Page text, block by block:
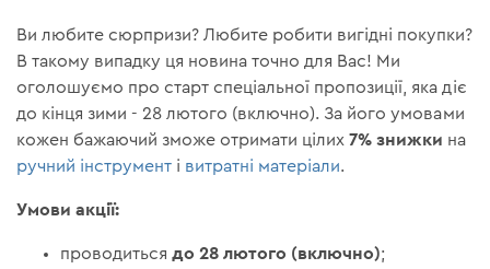
Ви любите сюрпризи? Любите робити вигідні покупки?
В такому випадку ця новина точно для Вас! Ми
оголошуємо про старт спеціальної пропозиції, яка діє
до кінця зими - 28 лютого (включно). За його умовами
кожен бажаючий зможе отримати цілих7% знижки на
ручний інструмент і витратні матеріали.
Умови акції:
проводитьсядо 28 лютого (включно);